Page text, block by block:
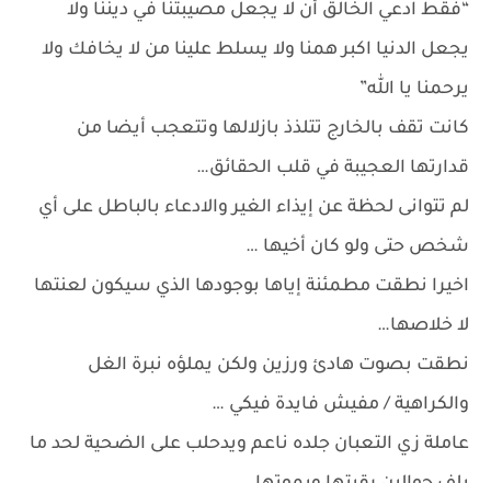
“فقط ادعي الخالق أن لا يجعل مصيبتنا في ديننا ولا
يجعل الدنيا اكبر همنا ولا يسلط علينا من لا يخافك ولا
يرحمنا يا الله”
كانت تقف بالخارج تتلذذ بازلالها وتتعجب أيضا من
قدارتها العجيبة في قلب الحقائق…
لم تتوانى لحظة عن إيذاء الغير والادعاء بالباطل على أي
شخص حتى ولو كان أخيها …
اخيرا نطقت مطمئنة إياها بوجودها الذي سيكون لعنتها
لا خلاصها…
نطقت بصوت هادئ ورزين ولكن يملؤه نبرة الغل
والكراهية / مفيش فايدة فيكي …
عاملة زي التعبان جلده ناعم ويدحلب على الضحية لحد ما